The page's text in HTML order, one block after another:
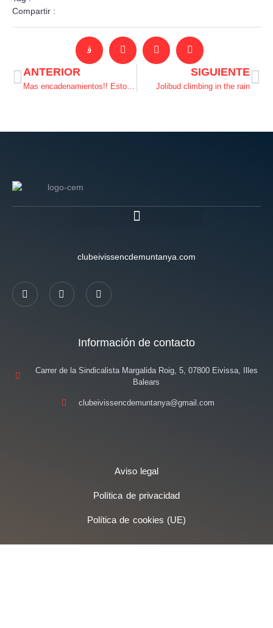
Compartir :
ANTERIOR
Mas encadenamientos!! Esto está a topeeee!
SIGUIENTE
Jolibud climbing in the rain
clubeivissencdemuntanya.com
Información de contacto
Carrer de la Sindicalista Margalida Roig, 5, 07800 Eivissa, Illes
Balears
clubeivissencdemuntanya@gmail.com
Aviso legal
Política de privacidad
Política de cookies (UE)